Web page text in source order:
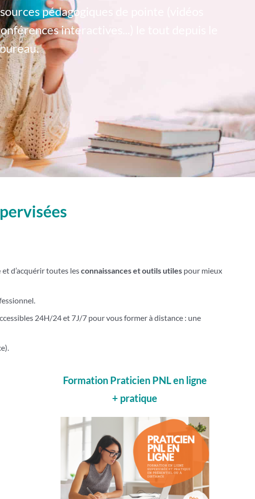
pédagogiques de pointe (vidéos
interactives...) le tout depuis le
et d’acquérir toutes lesconnaissances et outils utilespour mieux
24H/24 et 7J/7 pour vous former à distance : une
Formation Praticien PNL en ligne
+ pratique